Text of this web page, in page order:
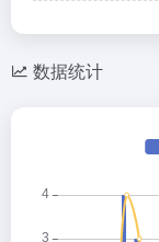
数据统计